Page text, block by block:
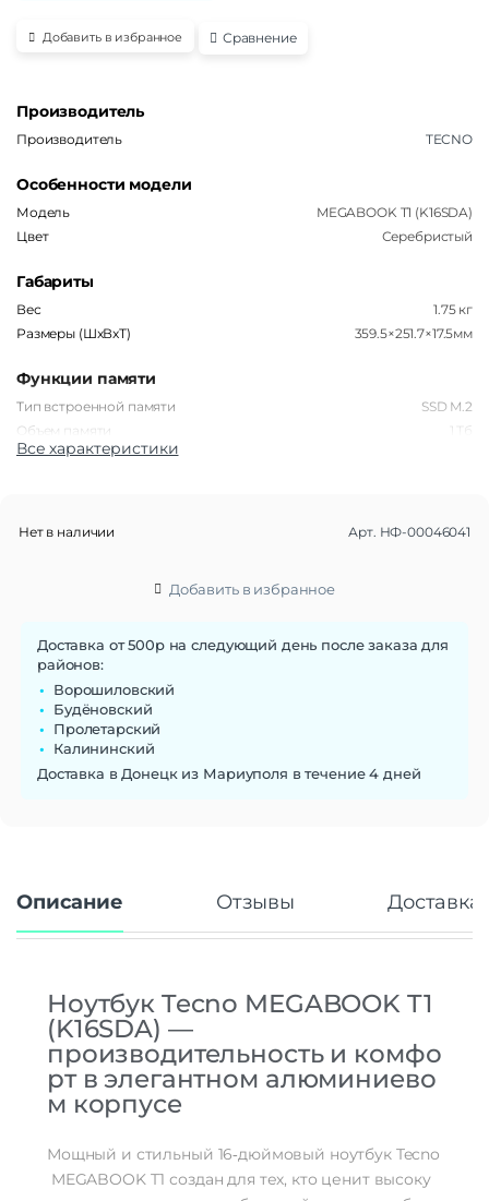
Добавить в избранное Сравнение
Производитель
Производитель TECNO
Особенности модели
Модель
MEGABOOK T1 (K16SDA)
Цвет
Серебристый
Габариты
Вес
1.75 кг
Размеры (ШxВxТ)
359.5×251.7×17.5мм
Функции памяти
Тип встроенной памяти
SSD M.2
Объем памяти
1 Тб
Разрешение экрана
1920х1200
Стандарт Wi-Fi 802.11 a/b/g/n/ac
Процессор
Производитель процессора
Процессор
Количество ядер
Аккумулятор
Интерфейсы/разъемы
Порты 2 × USB Type‑A, 2 × USB Type‑C, HDMI 1.4, RJ‑45, аудиоразъём
Беспроводные технологии
Дополнительно
Все характеристики
Нет в наличии Арт. НФ-00046041
Добавить в избранное
Доставка от 500р на следующий день после заказа для
районов:
Ворошиловский
Будёновский
Пролетарский
Калининский
Доставка в Донецк из Мариуполя в течение 4 дней
Описание Отзывы Доставка
Ноутбук Tecno MEGABOOKT1
(K16SDA) —
производительностьи комфо
ртв элегантном алюминиево
м корпусе
Мощный и стильный 16‑дюймовый ноутбукTecno
MEGABOOKT1 создан для тех, кто ценитвысоку